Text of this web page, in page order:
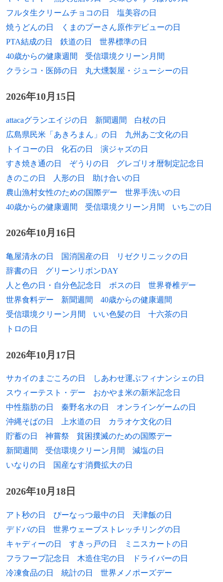
フルタ生クリームチョコの日
塩美容の日
焼うどんの日
くまのプーさん原作デビューの日
PTA結成の日
鉄道の日
世界標準の日
40歳からの健康週間
受信環境クリーン月間
クラシコ・医師の日
丸大燻製屋・ジューシーの日
2026年10月15日
attacaグランエイジの日 新聞週間
白杖の日
広島県民米「あきろまん」の日
九州あご文化の日
トイコーの日
化石の日
演ジャズの日
すき焼き通の日
ぞうりの日
グレゴリオ暦制定記念日
きのこの日
人形の日
助け合いの日
農山漁村女性のための国際デー
世界手洗いの日
40歳からの健康週間
受信環境クリーン月間 いちごの日
2026年10月16日
亀屋清永の日 国消国産の日
リゼクリニックの日
辞書の日
グリーンリボンDAY
人と色の日・自分色記念日
ボスの日
世界脊椎デー
世界食料デー
新聞週間
40歳からの健康週間
受信環境クリーン月間
いい色髪の日
十六茶の日
トロの日
2026年10月17日
サカイのまごころの日
しあわせ運ぶフィナンシェの日
スウィーテスト・デー
おかやま米の新米記念日
中性脂肪の日
秦野名水の日
オンラインゲームの日
沖縄そばの日
上水道の日
カラオケ文化の日
貯蓄の日
神嘗祭
貧困撲滅のための国際デー
新聞週間
受信環境クリーン月間
減塩の日
いなりの日
国産なす消費拡大の日
2026年10月18日
アト秒の日 ぴーなっつ最中の日
天津飯の日
デドバの日
世界ウェーブストレッチリングの日
キャディーの日
すきっ戸の日
ミニスカートの日
フラフープ記念日
木造住宅の日
ドライバーの日
冷凍食品の日
統計の日
世界メノポーズデー